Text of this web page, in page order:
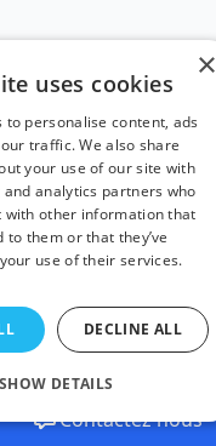
Contactez nous
×
uses cookies
to personalise content, ads
traffic. We also share
your use of our site with
analytics partners who
with other information that
to them or that they’ve
use of their services.
DECLINE ALL
SHOW DETAILS